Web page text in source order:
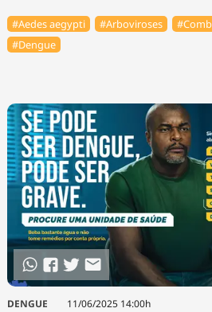
#Aedes aegypti #Arboviroses
#Dengue
DENGUE 11/06/2025 14:00h